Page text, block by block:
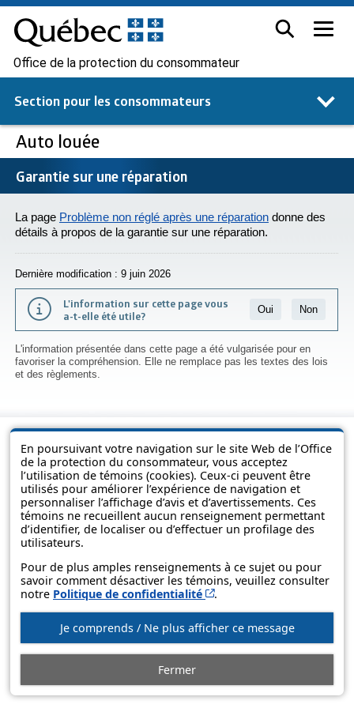
En poursuivant votre navigation sur le site Web de l’Office
de la protection du consommateur, vous acceptez
l’utilisation de témoins (cookies). Ceux-ci peuvent être
utilisés pour améliorer l’expérience de navigation et
personnaliser l’affichage d’avis et d’avertissements. Ces
témoins ne recueillent aucun renseignement permettant
d’identifier, de localiser ou d’effectuer un profilage des
utilisateurs.
Pour de plus amples renseignements à ce sujet ou pour
savoir comment désactiver les témoins, veuillez consulter
notre Politique de confidentialité Cet hyperlien s’ouvrira
.
Je comprends / Ne plus afficher ce message
Fermer
Office de la protection du consommateur
Section pour les consommateurs
Auto louée
Garantie sur une réparation
La page Problème non réglé après une réparation donne des
détails à propos de la garantie sur une réparation.
Dernière modification : 9 juin 2026
L'information sur cette page vous
a-t-elle été utile?
Oui Non
L'information présentée dans cette page a été vulgarisée pour en
favoriser la compréhension. Elle ne remplace pas les textes des lois
et des règlements.